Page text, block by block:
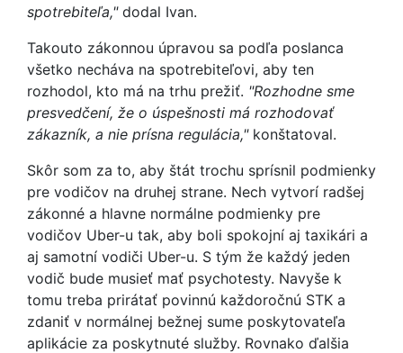
spotrebiteľa,"dodal Ivan.
Takouto zákonnou úpravou sa podľa poslanca
všetko necháva na spotrebiteľovi, aby ten
rozhodol, kto má na trhu prežiť. "Rozhodne sme
presvedčení, že o úspešnosti má rozhodovať
zákazník, a nie prísna regulácia,"konštatoval.
Skôr som za to, aby štát trochu sprísnil podmienky
pre vodičov na druhej strane. Nech vytvorí radšej
zákonné a hlavne normálne podmienky pre
vodičov Uber-u tak, aby boli spokojní aj taxikári a
aj samotní vodiči Uber-u. S tým že každý jeden
vodič bude musieť mať psychotesty. Navyše k
tomu treba prirátať povinnú každoročnú STK a
zdaniť v normálnej bežnej sume poskytovateľa
aplikácie za poskytnuté služby. Rovnako ďalšia